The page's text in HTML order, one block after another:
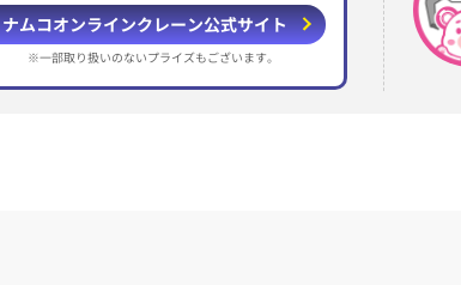
ナムコオンラインクレーン公式サイト
※一部取り扱いのないプライズもございます。